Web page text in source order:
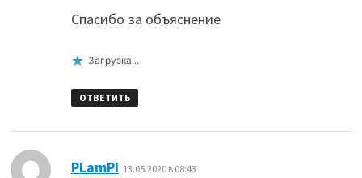
Спасибо за объяснение
Загрузка...
ОТВЕТИТЬ
PLamPI 13.05.2020 в 08:43